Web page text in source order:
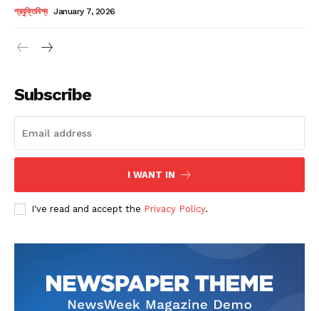
Company
About
Subscription Plans
My account
প্রযুক্তিবিশ্ব January 7, 2026
Subscribe
I WANT IN
I've read and accept the Privacy Policy.